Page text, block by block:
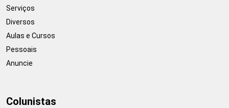
Serviços
Diversos
Aulas e Cursos
Pessoais
Anuncie
Colunistas